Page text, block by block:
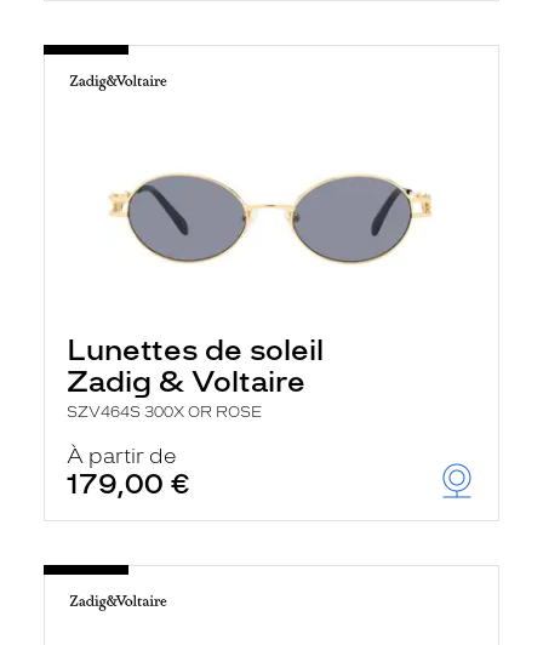
Lunettes de soleil
Zadig & Voltaire
SZV464S 300X OR ROSE
À partir de
179,00 €